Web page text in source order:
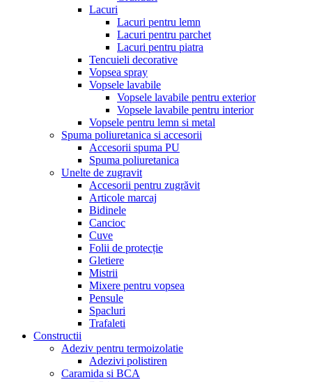
Lacuri
Lacuri pentru lemn
Lacuri pentru parchet
Lacuri pentru piatra
Tencuieli decorative
Vopsea spray
Vopsele lavabile
Vopsele lavabile pentru exterior
Vopsele lavabile pentru interior
Vopsele pentru lemn si metal
Spuma poliuretanica si accesorii
Accesorii spuma PU
Spuma poliuretanica
Unelte de zugravit
Accesorii pentru zugrăvit
Articole marcaj
Bidinele
Cancioc
Cuve
Folii de protecție
Gletiere
Mistrii
Mixere pentru vopsea
Pensule
Spacluri
Trafaleti
Constructii
Adeziv pentru termoizolatie
Adezivi polistiren
Caramida si BCA